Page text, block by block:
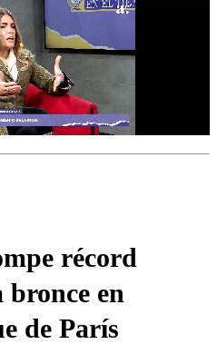
récord
en
de París